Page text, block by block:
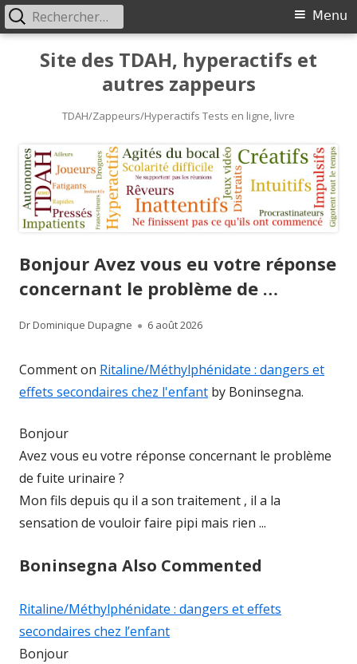
Site des TDAH, hyperactifs et
autres zappeurs
TDAH/Zappeurs/Hyperactifs Tests en ligne, livre
Primary
Menu
Menu
Rechercher :
Bonjour Avez vous eu votre réponse
concernant le problème de …
Author
Dr Dominique Dupagne
Published
6 août 2026
Comment on Ritaline/Méthylphénidate : dangers et
effets secondaires chez l'enfant by Boninsegna.
Bonjour
Avez vous eu votre réponse concernant le problème
de fuite urinaire ?
Mon fils depuis qu il a son traitement , il a la
sensation de vouloir faire pipi mais rien ...
Boninsegna Also Commented
Ritaline/Méthylphénidate : dangers et effets
secondaires chez l’enfant
Bonjour